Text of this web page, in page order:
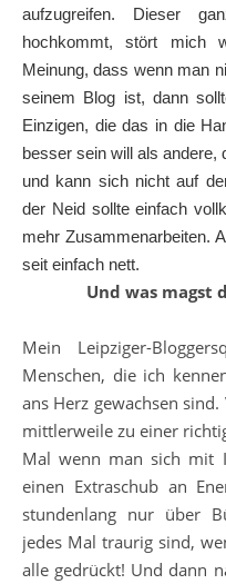
aufzugreifen. Dieser
hochkommt, stört mich
Meinung, dass wenn man
seinem Blog ist, dann
Einzigen, die das in die
besser sein will als andere,
und kann sich nicht auf
der Neid sollte einfach
mehr Zusammenarbeiten.
seit einfach nett.
Und was magst
Mein Leipziger-
Menschen, die ich
ans Herz gewachsen
mittlerweile zu einer
Mal wenn man sich mit
einen Extraschub an
stundenlang nur über
jedes Mal traurig sind,
alle gedrückt! Und dann